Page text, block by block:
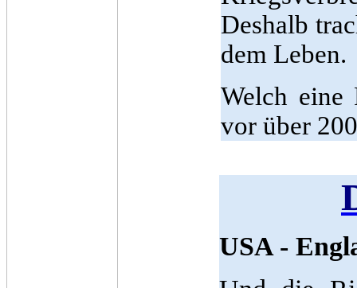
Deshalb
dem Leben.
Welch eine
vor über
USA -